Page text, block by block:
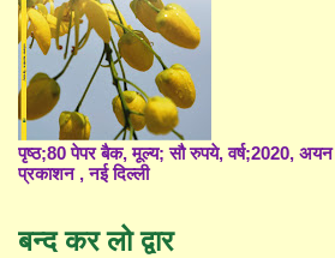
पृष्ठ;80 पेपर बैक, मूल्य; सौ रुपये, वर्ष;2020, अयन
प्रकाशन , नई दिल्ली
बन्द कर लो द्वार